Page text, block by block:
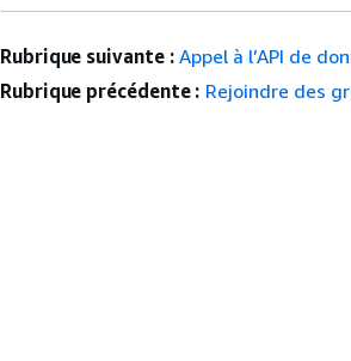
Rubrique suivante : Appel à l’API de
Rubrique précédente : Rejoindre des